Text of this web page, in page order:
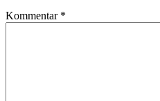
Kommentar *